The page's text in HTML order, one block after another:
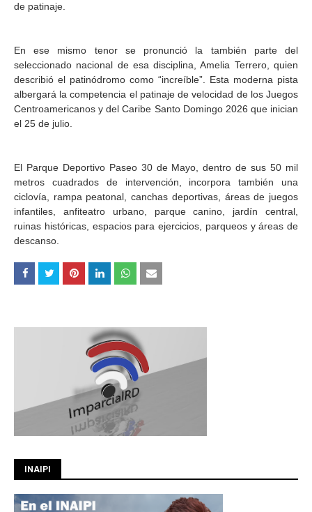
de patinaje.
En ese mismo tenor se pronunció la también parte del
seleccionado nacional de esa disciplina, Amelia Terrero, quien
describió el patinódromo como “increíble”. Esta moderna pista
albergará la competencia el patinaje de velocidad de los Juegos
Centroamericanos y del Caribe Santo Domingo 2026 que inician
el 25 de julio.
El Parque Deportivo Paseo 30 de Mayo, dentro de sus 50 mil
metros cuadrados de intervención, incorpora también una
ciclovía, rampa peatonal, canchas deportivas, áreas de juegos
infantiles, anfiteatro urbano, parque canino, jardín central,
ruinas históricas, espacios para ejercicios, parqueos y áreas de
descanso.
INAIPI